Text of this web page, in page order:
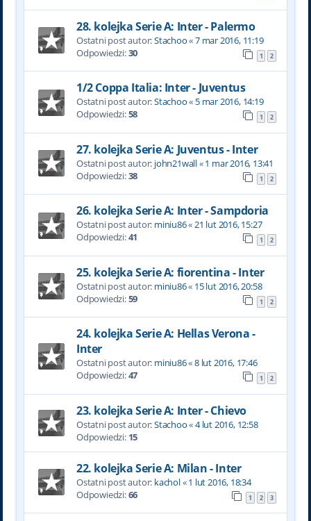
28. kolejka Serie A: Inter - Palermo
Ostatni post autor:Stachoo«7 mar 2016, 11:19
Odpowiedzi:30 1 2
1/2 Coppa Italia: Inter - Juventus
Ostatni post autor:Stachoo« 5 mar 2016, 14:19
Odpowiedzi:58 1 2
27. kolejka Serie A: Juventus - Inter
Ostatni post autor: john21wall«1 mar 2016, 13:41
Odpowiedzi:38 1 2
26. kolejka Serie A: Inter - Sampdoria
Ostatni post autor: miniu86«21 lut 2016, 15:27
Odpowiedzi:41 1 2
25. kolejka Serie A: fiorentina - Inter
Ostatni post autor: miniu86« 15 lut 2016, 20:58
Odpowiedzi:59 1 2
24. kolejka Serie A: Hellas Verona -
Inter
Ostatni post autor: miniu86«8 lut 2016, 17:46
Odpowiedzi:47 1 2
23. kolejka Serie A: Inter - Chievo
Ostatni post autor:Stachoo«4 lut 2016, 12:58
Odpowiedzi: 15
22. kolejka Serie A: Milan - Inter
Ostatni post autor: kachol«1 lut 2016, 18:34
Odpowiedzi:66 1 2 3